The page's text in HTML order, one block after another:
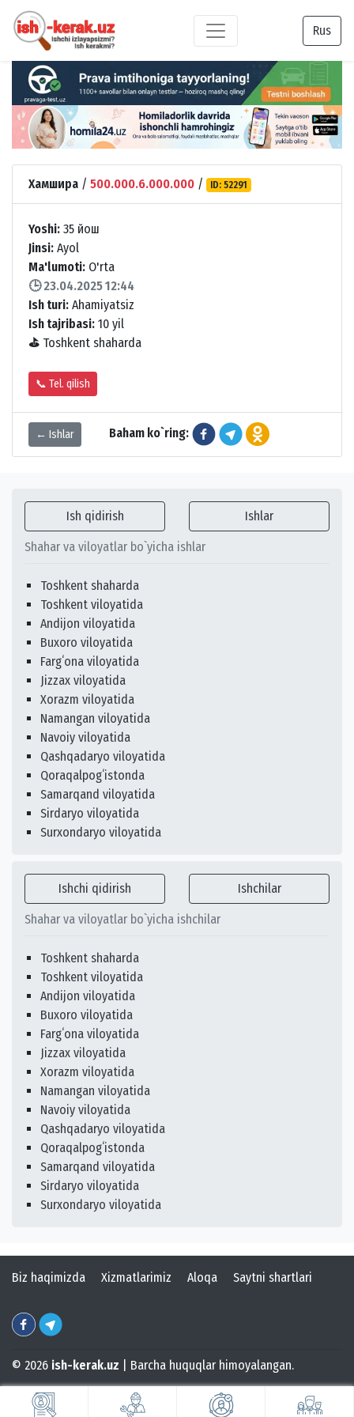
Rus
Хамшира / 500.000.6.000.000 / ID: 52291
Yoshi: 35 йош
Jinsi: Ayol
Ma'lumoti: O'rta
🕒 23.04.2025 12:44
Ish turi: Ahamiyatsiz
Ish tajribasi: 10 yil
⛳ Toshkent shaharda
📞 Tel. qilish
← Ishlar Baham ko`ring:
Ish qidirish Ishlar
Shahar va viloyatlar bo`yicha ishlar
Toshkent shaharda
Toshkent viloyatida
Andijon viloyatida
Buxoro viloyatida
Fargʻona viloyatida
Jizzax viloyatida
Xorazm viloyatida
Namangan viloyatida
Navoiy viloyatida
Qashqadaryo viloyatida
Qoraqalpogʻistonda
Samarqand viloyatida
Sirdaryo viloyatida
Surxondaryo viloyatida
Ishchi qidirish Ishchilar
Shahar va viloyatlar bo`yicha ishchilar
Toshkent shaharda
Toshkent viloyatida
Andijon viloyatida
Buxoro viloyatida
Fargʻona viloyatida
Jizzax viloyatida
Xorazm viloyatida
Namangan viloyatida
Navoiy viloyatida
Qashqadaryo viloyatida
Qoraqalpogʻistonda
Samarqand viloyatida
Sirdaryo viloyatida
Surxondaryo viloyatida
Biz haqimizda Xizmatlarimiz Aloqa Saytni shartlari
© 2026 ish-kerak.uz | Barcha huquqlar himoyalangan.